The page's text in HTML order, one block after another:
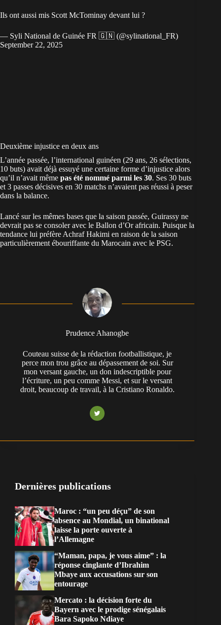
Ils ont aussi mis Scott McTominay devant lui ?
— Syli National de Guinée FR 🇬🇳 (@sylinational_FR)
September 22, 2025
Deuxième injustice en deux ans
L’année passée, l’international guinéen (29 ans, 26 sélections,
10 buts) avait déjà essuyé une certaine forme d’injustice alors
qu’il n’avait même pas été nommé parmi les 30. Ses 30 buts
et 3 passes décisives en 30 matchs n’avaient pas réussi à peser
dans la balance.
Lancé sur les mêmes bases que la saison passée, Guirassy ne
devrait pas se consoler avec le Ballon d’Or africain. Puisque la
tendance lui préfère Achraf Hakimi en raison de la saison
particulièrement ébouriffante du Marocain avec le PSG.
Prudence Ahanogbe
Couteau suisse de la rédaction footballistique, je
perce mon trou grâce au dépassement de soi. Sur
mon versant gauche, un don indescriptible pour
l’écriture, un peu comme Messi, et sur le versant
droit, beaucoup de travail, à la Cristiano Ronaldo.
Dernières publications
Maroc : “un peu déçu” de son
absence au Mondial, un binational
laisse la porte ouverte à
l’Allemagne
“Maman, papa, je vous aime” : la
réponse cinglante d’Ibrahim
Mbaye aux accusations sur son
entourage
Mercato : la décision forte du
Bayern avec le prodige sénégalais
Bara Sapoko Ndiaye